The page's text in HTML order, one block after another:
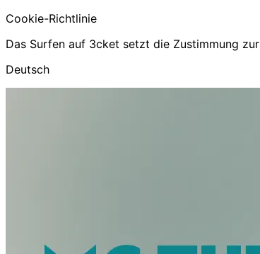
Cookie-Richtlinie
Das Surfen auf 3cket setzt die Zustimmung zur
Deutsch